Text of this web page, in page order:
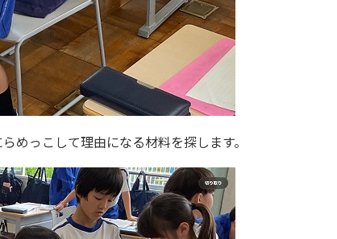
めっこして理由になる材料を探します。